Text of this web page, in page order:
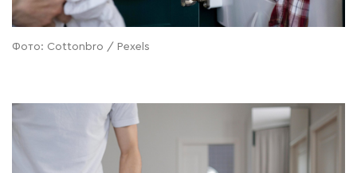
Фото: Cottonbro / Pexels